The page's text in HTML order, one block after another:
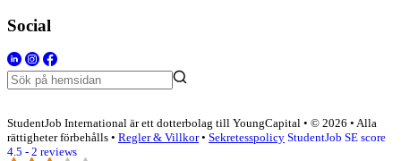
Social
StudentJob International är ett dotterbolag till YoungCapital • © 2026 • Alla
rättigheter förbehålls • Regler & Villkor• Sekretesspolicy StudentJob SE score
4.5 - 2 reviews